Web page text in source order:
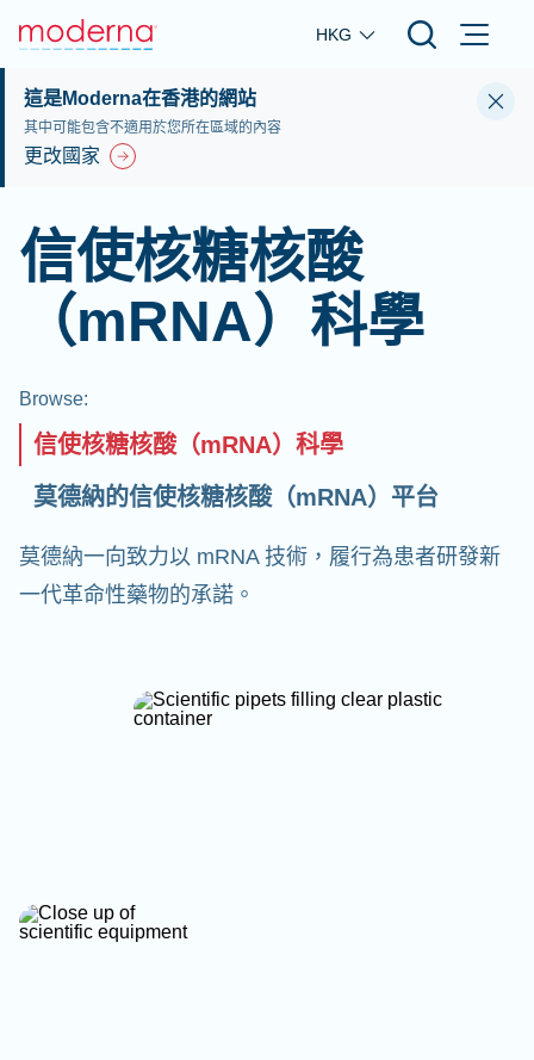
Skip to main content
HKG
這是Moderna在香港的網站
其中可能包含不適用於您所在區域的內容
更改國家
信使核糖核酸
（mRNA）科學
Browse:
信使核糖核酸（mRNA）科學
莫德納的信使核糖核酸（mRNA）平台
莫德納一向致力以 mRNA 技術，履行為患者研發新
一代革命性藥物的承諾。